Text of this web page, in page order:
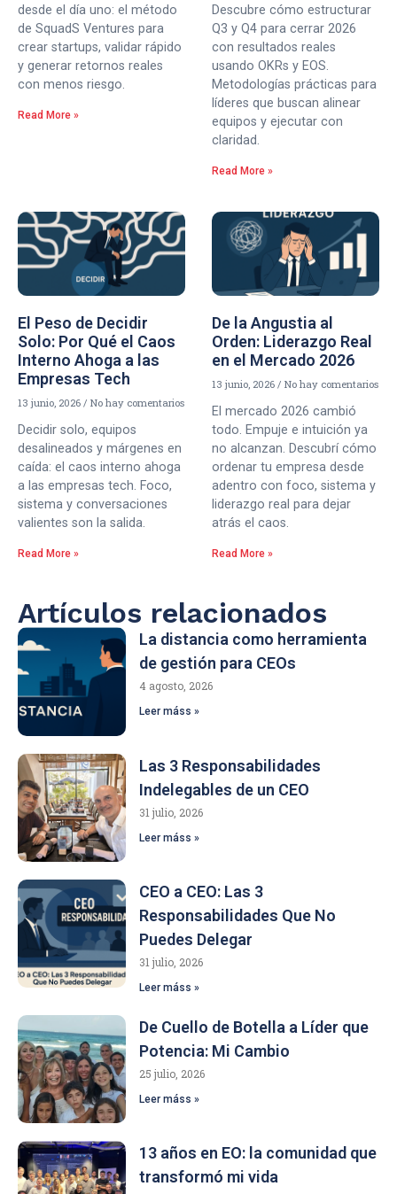
desde el día uno: el método
de SquadS Ventures para
crear startups, validar rápido
y generar retornos reales
con menos riesgo.
Read More »
Descubre cómo estructurar
Q3 y Q4 para cerrar 2026
con resultados reales
usando OKRs y EOS.
Metodologías prácticas para
líderes que buscan alinear
equipos y ejecutar con
claridad.
Read More »
El Peso de Decidir
Solo: Por Qué el Caos
Interno Ahoga a las
Empresas Tech
13 junio, 2026 No hay comentarios
Decidir solo, equipos
desalineados y márgenes en
caída: el caos interno ahoga
a las empresas tech. Foco,
sistema y conversaciones
valientes son la salida.
Read More »
De la Angustia al
Orden: Liderazgo Real
en el Mercado 2026
13 junio, 2026 No hay comentarios
El mercado 2026 cambió
todo. Empuje e intuición ya
no alcanzan. Descubrí cómo
ordenar tu empresa desde
adentro con foco, sistema y
liderazgo real para dejar
atrás el caos.
Read More »
Artículos relacionados
La distancia como herramienta
de gestión para CEOs
4 agosto, 2026
Leer máss »
Las 3 Responsabilidades
Indelegables de un CEO
31 julio, 2026
Leer máss »
CEO a CEO: Las 3
Responsabilidades Que No
Puedes Delegar
31 julio, 2026
Leer máss »
De Cuello de Botella a Líder que
Potencia: Mi Cambio
25 julio, 2026
Leer máss »
13 años en EO: la comunidad que
transformó mi vida